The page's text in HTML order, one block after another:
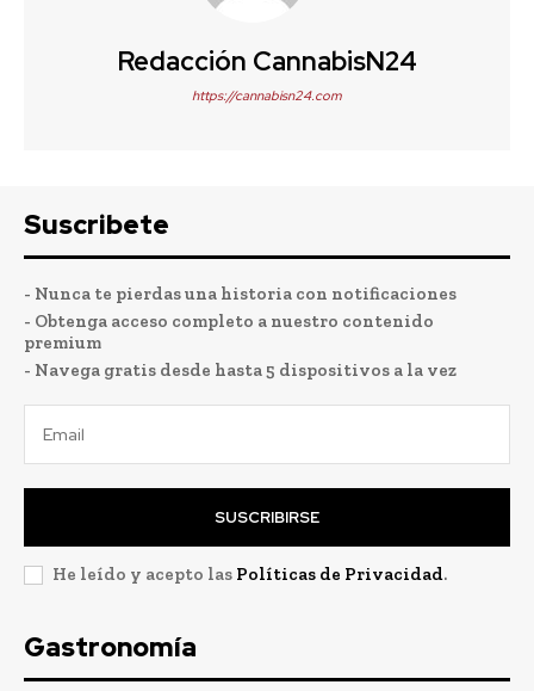
Redacción CannabisN24
https://cannabisn24.com
Suscribete
- Nunca te pierdas una historia con notificaciones
- Obtenga acceso completo a nuestro contenido
premium
- Navega gratis desde hasta 5 dispositivos a la vez
SUSCRIBIRSE
He leído y acepto las Políticas de Privacidad.
Gastronomía